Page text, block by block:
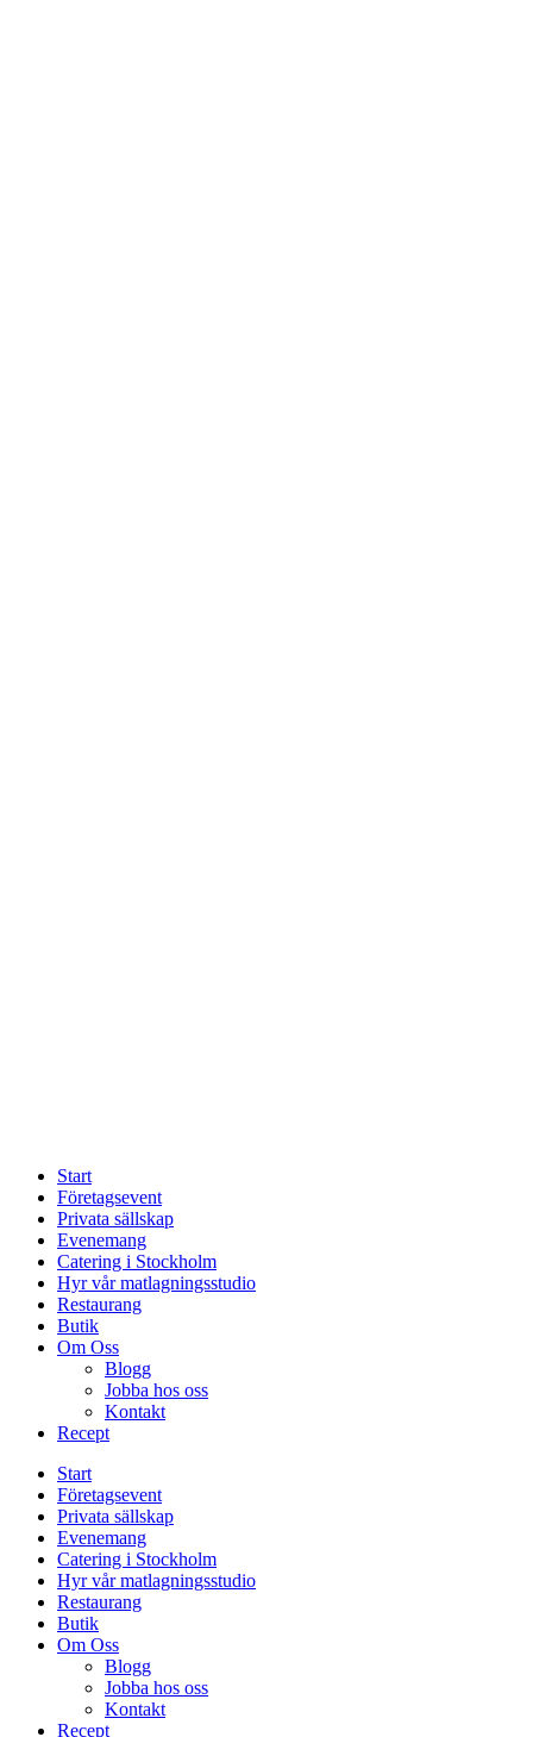
Start
Företagsevent
Privata sällskap
Evenemang
Catering i Stockholm
Hyr vår matlagningsstudio
Restaurang
Butik
Om Oss
Blogg
Jobba hos oss
Kontakt
Recept
Start
Företagsevent
Privata sällskap
Evenemang
Catering i Stockholm
Hyr vår matlagningsstudio
Restaurang
Butik
Om Oss
Blogg
Jobba hos oss
Kontakt
Recept